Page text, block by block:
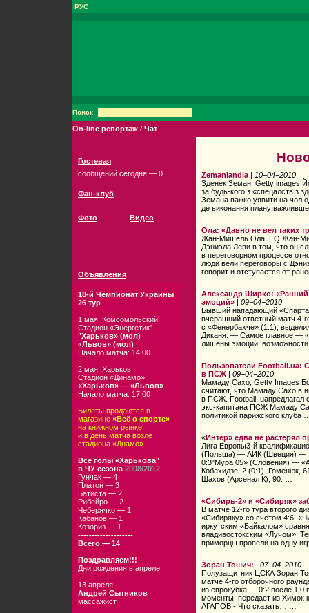
РУС
Поиск
On-line репортаж / Чат
Гостевая
сообщений сегодня — 0
Фан-клуб
Фото Видео
Объявления
18-й Чемпионат Украины
26 тур
1 мая. Комсомольский
Стадион «Энергетик"
"Харьков» (мол)
«Львов» (мол)
Начало матча: 14:00
2 мая. Харьков
Стадион «Динамо»
«Харьков» — «Львов»
Начало матча: 17:00
Билеты продаются в
магазине «Всё о спорте»
на книжном рынке
и в день матча возле
стадиона «Днамо».
Все голы «Харькова"
в ЧУ сезона 2008/2012
Гунчак — 4
Платон — 3
Батиста — 2
Рибейро — 2
Чеберячко — 1
Кабанов — 1
Козориз — 1
--------------------
Всего — 14
Поздравляем!!!
Дни рождения в апреле.
13 апреля
Андрей Сытников
массажист
Zemanlandia | 10−04−2010
Зденек Земан, Getty images
за будь-кого з «спецалств з
Земана важко уявити на чол
де виконання плану
Ола: «Давно не вел таких
Жан-Мишель Ола, EQ Жан-
Дэниэла Леви в том, что он
в переговорном процессе
люди вели переговоры с
говорит и отступается от
Александр Ширко: «Ранний
эмоций» | 09−04−2010
Бывший нападающий
вчерашний ответный матч 4-
с «Фенербахче» (1:1),
Диканя. — Самое главное —
лишены эмоций,
Пользователи Football.ua:
в ПСЖ | 09−04−2010
Мамаду Сахо, Getty Images
считают, что Мамаду Сахо в
в ПСЖ. Football. uaпредлагал
экс-капитана ПСЖ Мамаду
политикой парижского клуба
«Интер» едва не растерял
Лига Европы3-й
(Польша) — АИК (Швеция) —
0:3"Мура 05» (Словения) —
Кобахидзе, 2 (0:1). Гоменюк,
Шахов (Арсенал К), 90. …
«Сибирь-2» и «Сибиряк»
В матче 12-го тура второго
«Сибиряку» со счетом 4:6.
иркутским «Байкалом»
владивостокским «Лучом».
приморцы провели на одну
Зоран Тошич: | 07−04−2010
Полузащитник ЦСКА Зоран
матче 4-го отборочного
из еврокубка — 0:2 после 1:0
моменты, передает из Химок
АГАПОВ.- Что сказать… …